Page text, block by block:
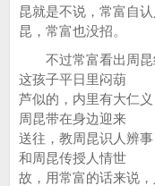
昆就是不说，常富自
昆，常富也没招。
不过常富看出周昆
这孩子平日里闷葫
芦似的，内里有大仁
周昆带在身边迎来
送往，教周昆识人辨
和周昆传授人情世
故，用常富的话来说